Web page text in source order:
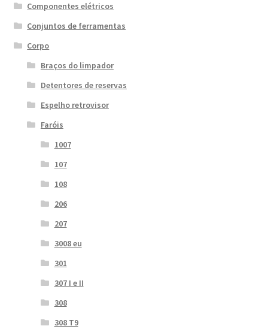
Componentes elétricos
Conjuntos de ferramentas
Corpo
Braços do limpador
Detentores de reservas
Espelho retrovisor
Faróis
1007
107
108
206
207
3008 eu
301
307 I e II
308
308 T9